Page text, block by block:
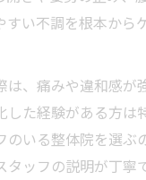
すい不調を根本から
は、痛みや違和感が
した経験がある方は
いる整体院を選ぶ
タッフの説明が丁寧